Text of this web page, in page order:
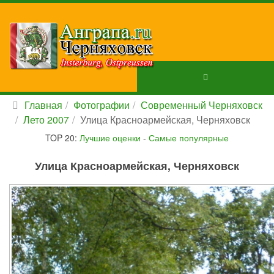
Главная Фотографии
Современный Черняховск
Лето 2007
Улица Красноармейская, Черняховск
TOP 20: Лучшие оценки - Самые популярные
Улица Красноармейская, Черняховск